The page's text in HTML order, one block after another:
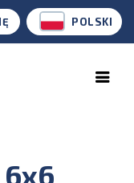
POLSKI
6x6